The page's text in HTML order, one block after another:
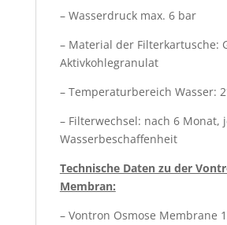
– Wasserdruck max. 6 bar
– Material der Filterkartusche:
Aktivkohlegranulat
– Temperaturbereich Wasser:
– Filterwechsel: nach 6 Monat,
Wasserbeschaffenheit
Technische Daten zu der
Membran:
– Vontron Osmose Membrane